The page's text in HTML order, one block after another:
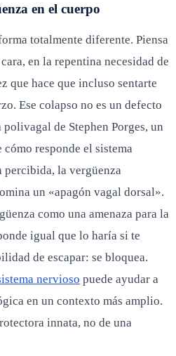
en el cuerpo
totalmente diferente. Piensa
en la repentina necesidad de
que hace que incluso sentarte
Ese colapso no es un defecto
de Stephen Porges, un
responde el sistema
percibida, la vergüenza
un «apagón vagal dorsal».
como una amenaza para la
igual que lo haría si te
de escapar: se bloquea.
nervioso puede ayudar a
en un contexto más amplio.
innata, no de una